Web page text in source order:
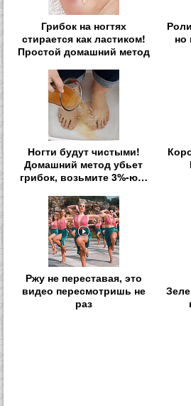
Грибок на ногтях
стирается как ластиком!
Простой домашний метод
но
Ногти будут чистыми!
Домашний метод убьет
грибок, возьмите 3%-ю…
Ржу не переставая, это
видео пересмотришь не
раз